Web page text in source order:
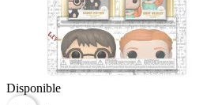
Disponible